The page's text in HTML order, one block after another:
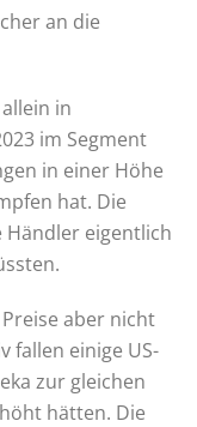
an die
in
im Segment
in einer Höhe
hat. Die
eigentlich
aber nicht
fallen einige US-
zur gleichen
hätten. Die